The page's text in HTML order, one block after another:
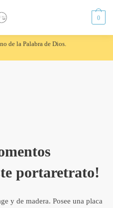
0
de la Palabra de Dios.
portaretrato!
y de madera. Posee una placa